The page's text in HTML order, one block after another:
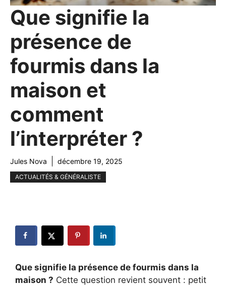
Que signifie la
présence de
fourmis dans la
maison et
comment
l’interpréter ?
Jules Nova décembre 19, 2025
ACTUALITÉS & GÉNÉRALISTE
Que signifie la présence de fourmis dans la
maison ? Cette question revient souvent : petit